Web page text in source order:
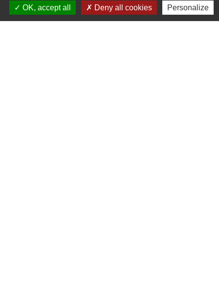
Comment faire si...
OK, accept all
Deny all cookies Personalize